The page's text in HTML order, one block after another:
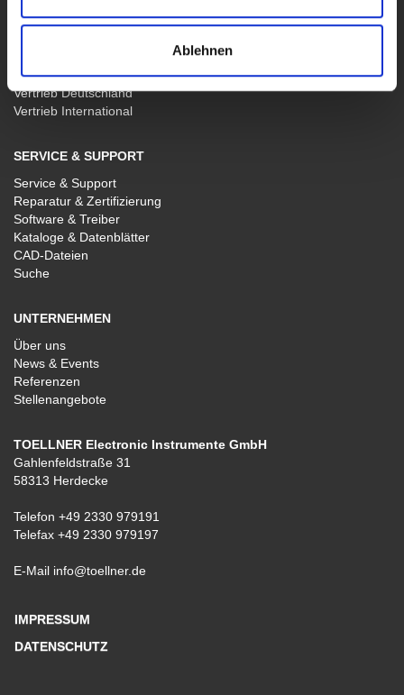
Ablehnen
Software WaveControl
Vertrieb Deutschland
Vertrieb International
SERVICE & SUPPORT
Service & Support
Reparatur & Zertifizierung
Software & Treiber
Kataloge & Datenblätter
CAD-Dateien
Suche
UNTERNEHMEN
Über uns
News & Events
Referenzen
Stellenangebote
TOELLNER Electronic Instrumente GmbH
Gahlenfeldstraße 31
58313 Herdecke
Telefon +49 2330 979191
Telefax +49 2330 979197
E-Mail info@toellner.de
IMPRESSUM
DATENSCHUTZ